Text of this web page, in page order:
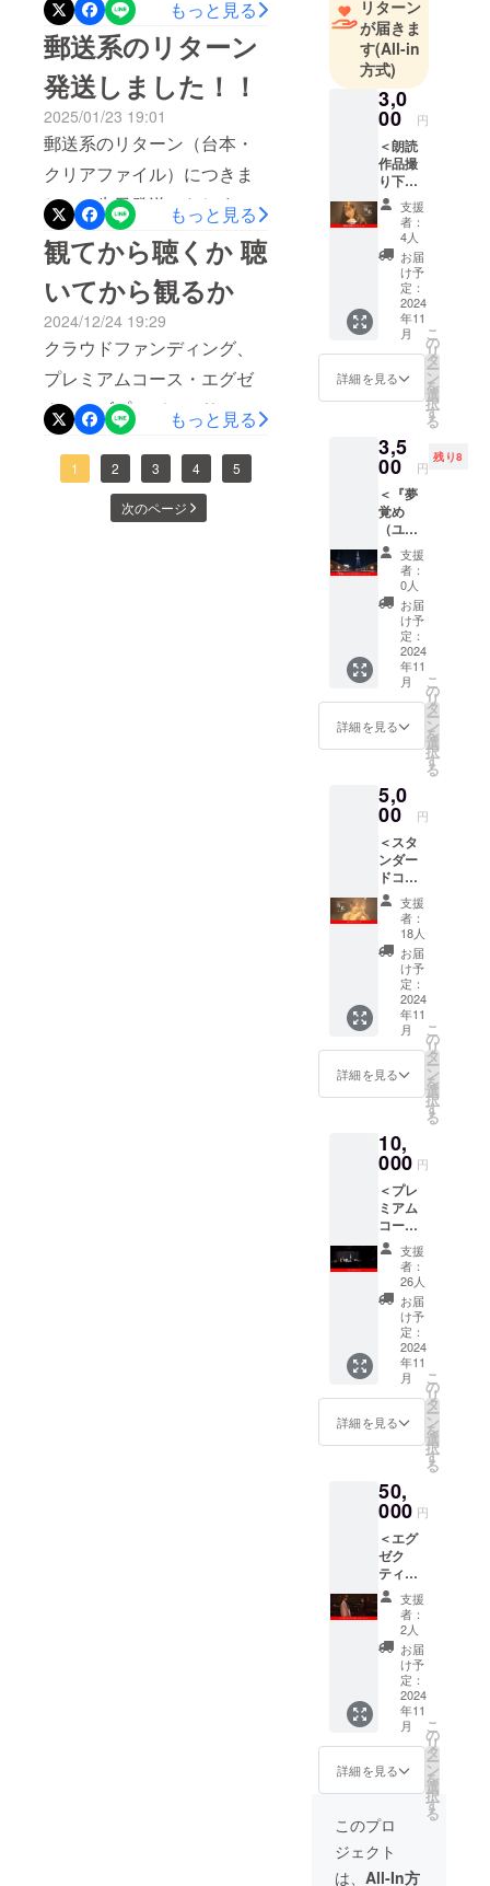
ます。今後、映画祭や上映
会での上映を目指して引き
続き作品は動いてまいりま
すが、ひとまず大きな区切
りとしてここまで来ること
ができました。どの作品
も、一本々々、想像以上に
精神と人生をすり減らすよ
うな思いでつくっておりま
すが、今回の『零私
Reiwa』は皆さんへ作品を
届けるという大きな使命
が、この1年間何があっても
自分を生かしてくれたと
思っています。いまは、ス
マホ1台で撮影も編集もでき
る、ひとりで何でもできて
詳しくは下記詳細をご覧く
ださい。＝＝＝＝＝＝＝＝
＝＝＝＝＝＝＝＝＝＝＝＝
【場所】路地裏ガレージ
マーケット2階埼玉県さいた
ま市中央区鈴谷7-7-
3https://www.rojiuragarage-
market.com/(駐車場が無いた
めコインパーキング、もし
くは公共交通機関をご利用
ください)【参加費(一日通し
券)】一般 1,500円
学生 1,000円高校生
以下 無料(当日、受付支
払い)【申し込み方法】
Googleフォームにてお申し
込みください
事、なんとかここまで駆け
抜けることができました。
改めて、平日にもか関わら
ずいらっしゃってくださっ
た皆様と、応援してくだ
さった皆様、ありがとうご
ざいました。やはり映画館
のスクリーンと音響で最後
の試写ができて、私として
も、とても貴重な経験にな
りました。プレミアムコー
スの皆様へは、試写会のミ
ニトークの様子をお届けし
ますので、しばしお待ちく
ださい。また『消我 ショウ
ワ』のリターンも朗読劇
コースの皆様へ改めてお送
もっと見る
郵送系のリターン
発送しました！！
2025/01/23 19:01
郵送系のリターン（台本・
クリアファイル）につきま
して、先日発送いたしまし
た！！リターンでお送りし
ました物品には万全を期し
ておりますが、万が一不備
などございましたら、ご連
絡いただければと存じま
す。上映会へお越し下る方
へは、上映会の受付でお渡
し致します。長らくお待た
せしてしまいすみませんで
した。引き続き宜しくお願
もっと見る
観てから聴くか 聴
いてから観るか
2024/12/24 19:29
クラウドファンディング、
プレミアムコース・エグゼ
クティブプロデューサー
コースでご支援いただきま
した皆さまへ、Shokiさんに
作曲していただきました劇
もっと見る
1 2 3 4 5
次のページ
リターン
が届きま
す(All-in
方式)
3,0
00 円
＜朗読
作品撮
り下ろ
しコー
ス＞ ・
朗読作
品撮り
下ろし
動画送
（MP4
デー
タ） ・
朗読撮
り下ろ
し作品
ビジュ
アル写
真 スマ
ホ壁紙
データ
送付 ※
画面ア
スペク
ト比は
「9
:19.5（
1080 x
2340）
」を基
準に作
成いた
しま
ど佳さ
ん出演
作品”ア
フレコ
上映
会”の様
子で
す。
支援
者：
4人
お届
け予
定：
2024
年11
月
詳細を見る
こ
の
リ
タ
ー
ン
を
選
択
す
る
3,5
00 円
残り8
＜『夢
覚め
（ユザ
メ）』
DVD
セール
コース
原田涼
の短編
映画
『夢覚
め（ユ
ザ
メ）』
のDVD
名様へ
向けて
特別価
格でお
届けし
ま
す！！
作品本
編に加
えて、
初上映
となっ
たライ
ブイベ
ント
「夢映
つ」の
像特典
もたく
さん
入って
いま
す。 ラ
イブイ
ベント
には
『零私
Reiwa
』出演
の”はら
あや
の"さん
と音楽
の”Sho
ます。
まだ見
い方は
要
チェッ
クで
す！！
STORY
家族を
過去に
亡く
し、⺟
ひとり
の⼿で
れてき
た少⼥
と現
実”、“
家族の
環境”と
支援
者：
0人
お届
け予
定：
2024
年11
月
詳細を見る
こ
の
リ
タ
ー
ン
を
選
択
す
る
5,0
00 円
＜スタ
ンダー
ドコー
ス＞ ・
作品
データ
送付
（MP4
デー
タ） ・
エンド
クレ
ジット
記名
（備考
欄にご
お名前
をご記
入くだ
さい）
※記載を
ご希望
でない
方は不
要とご
記入く
ださ
い。 ※
公序良
俗に反
するも
の、機
種依存
ん。 ・
台本送
付 ・限
定ビ
ジュア
ル写真
スマホ
壁紙
データ
送付 ※
画面ア
スペク
ト比は
:19.5（
1080 x
2340）
成いた
す。 ・
ビジュ
支援
者：
18人
お届
け予
定：
2024
年11
月
詳細を見る
こ
の
リ
タ
ー
ン
を
選
択
す
る
10,
000 円
＜プレ
ミアム
コース
＞ ・作
品デー
タ送付
（MP4
デー
タ） ・
エンド
クレ
ジット
記名
（備考
欄にご
希望の
をご記
入くだ
さい）
※記載を
ご希望
でない
方は不
要とご
記入く
ださ
い。 ※
公序良
俗に反
するも
の、機
種依存
文字は
ん。 ・
台本送
付 ・お
礼動画
支援
者：
26人
お届
け予
定：
2024
年11
月
詳細を見る
こ
の
リ
タ
ー
ン
を
選
択
す
る
50,
000 円
＜エグ
ゼク
ティブ
プロ
デュー
サー
コース
ンドク
レジッ
トをエ
グゼク
ティブ
プロ
デュー
サーで
記名
（備考
欄にご
希望の
支援
者：
2人
お届
け予
定：
2024
年11
月
詳細を見る
こ
の
リ
タ
ー
ン
を
選
択
す
る
このプロ
ジェクト
は、 All-In方